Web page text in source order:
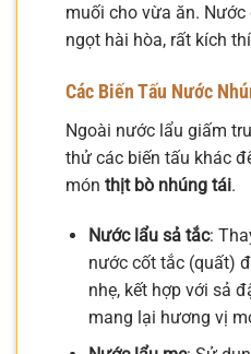
muối cho vừa ăn. Nước
ngọt hài hòa, rất kích
Các Biến Tấu Nước
Ngoài nước lẩu giấm
thử các biến tấu khác
món thịt bò nhúng tái.
Nước lẩu sả tắc:
nước cốt tắc (quất)
nhẹ, kết hợp với sả
mang lại hương vị